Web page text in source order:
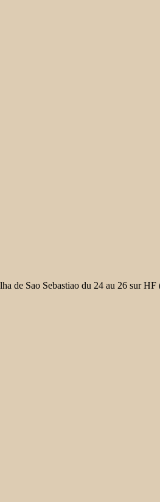
de Sao Sebastiao du 24 au 26 sur HF